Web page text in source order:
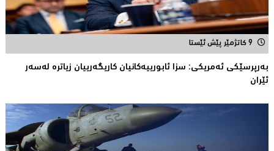
9 کاتژمێر پێش ئێستا
به‌رپرسێكی ئه‌مریكی: سزا ئابورییه‌كانیان كاریگه‌رییان زیاتره‌ له‌سه‌ر
ئێران